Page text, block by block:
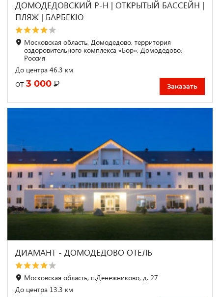
ДОМОДЕДОВСКИЙ Р-Н | ОТКРЫТЫЙ БАССЕЙН |
ПЛЯЖ | БАРБЕКЮ
Московская область, Домодедово, территория
оздоровительного комплекса «Бор», Домодедово,
Россия
До центра 46.3 км
от 3 000 ₽ Заказать
ДИАМАНТ - ДОМОДЕДОВО ОТЕЛЬ
Московская область, п.Денежниково, д. 27
До центра 13.3 км